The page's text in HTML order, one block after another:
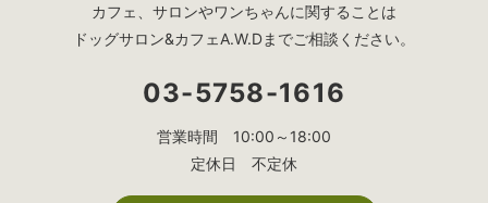
カフェ、サロンやワンちゃんに関することは
ドッグサロン&カフェA.W.Dまでご相談ください。
03-5758-1616
営業時間 10:00～18:00
定休日 不定休